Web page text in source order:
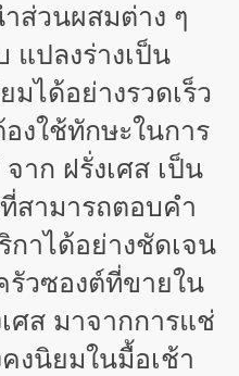
ส่วนผสมต่าง ๆ
แปลงร่างเป็น
มได้อย่างรวดเร็ว
งใช้ทักษะในการ
าก ฝรั่งเศส เป็น
สามารถตอบคำ
าได้อย่างชัดเจน
รัวซองต์ที่ขายใน
ศส มาจากการแช่
งนิยมในมื้อเช้า